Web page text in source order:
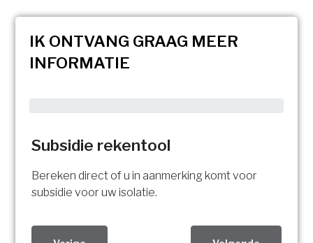
IK ONTVANG GRAAG MEER
INFORMATIE
Subsidie rekentool
Bereken direct of u in aanmerking komt voor
subsidie voor uw isolatie.